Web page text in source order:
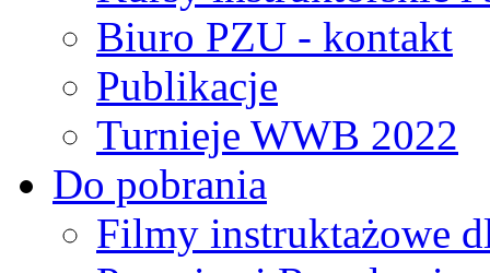
Biuro PZU - kontakt
Publikacje
Turnieje WWB 2022
Do pobrania
Filmy instruktażowe